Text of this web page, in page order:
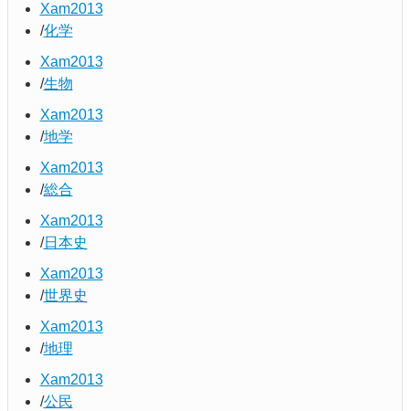
Xam2013
化学
Xam2013
生物
Xam2013
地学
Xam2013
総合
Xam2013
日本史
Xam2013
世界史
Xam2013
地理
Xam2013
公民